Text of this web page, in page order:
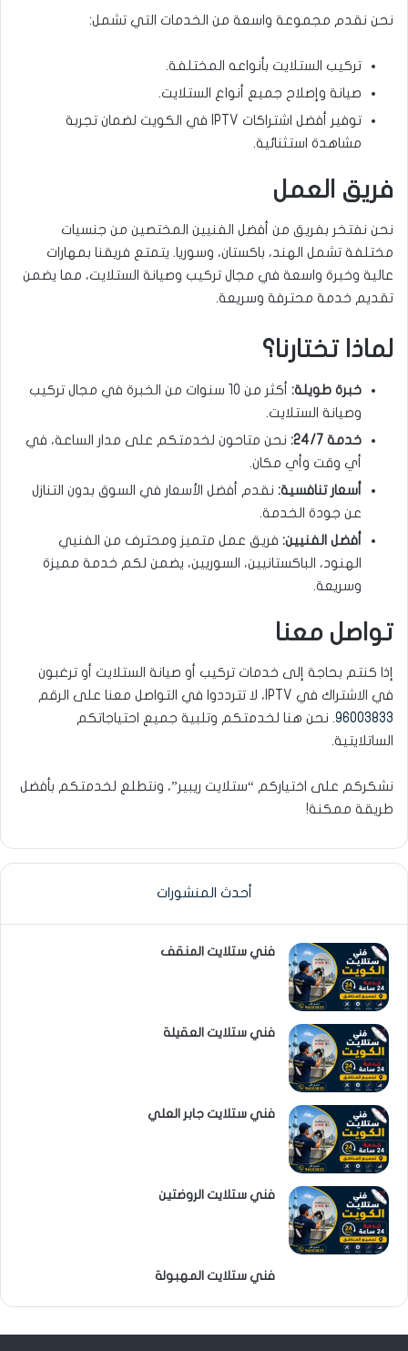
نحن نقدم مجموعة واسعة من الخدمات التي تشمل:
تركيب الستلايت بأنواعه المختلفة.
صيانة وإصلاح جميع أنواع الستلايت.
توفير أفضل اشتراكات IPTV في الكويت لضمان تجربة
مشاهدة استثنائية.
فريق العمل
نحن نفتخر بفريق من أفضل الفنيين المختصين من جنسيات
مختلفة تشمل الهند، باكستان، وسوريا. يتمتع فريقنا بمهارات
عالية وخبرة واسعة في مجال تركيب وصيانة الستلايت، مما يضمن
تقديم خدمة محترفة وسريعة.
لماذا تختارنا؟
خبرة طويلة:
أكثر من 10 سنوات من الخبرة في مجال تركيب
وصيانة الستلايت.
خدمة 24/7:
نحن متاحون لخدمتكم على مدار الساعة، في
أي وقت وأي مكان.
أسعار تنافسية: نقدم أفضل الأسعار في السوق بدون التنازل
عن جودة الخدمة.
أفضل الفنيين: فريق عمل متميز ومحترف من الفنيي
الهنود، الباكستانيين، السوريين، يضمن لكم خدمة مميزة
وسريعة.
تواصل معنا
إذا كنتم بحاجة إلى خدمات تركيب أو صيانة الستلايت أو ترغبون
في الاشتراك في IPTV، لا تترددوا في التواصل معنا على الرقم
96003833. نحن هنا لخدمتكم وتلبية جميع احتياجاتكم
الساتلايتية.
نشكركم على اختياركم “ستلايت ريبير”، ونتطلع لخدمتكم بأفضل
طريقة ممكنة!
أحدث المنشورات
فني ستلايت المنقف
فني ستلايت العقيلة
فني ستلايت جابر العلي
فني ستلايت الروضتين
فني ستلايت المهبولة